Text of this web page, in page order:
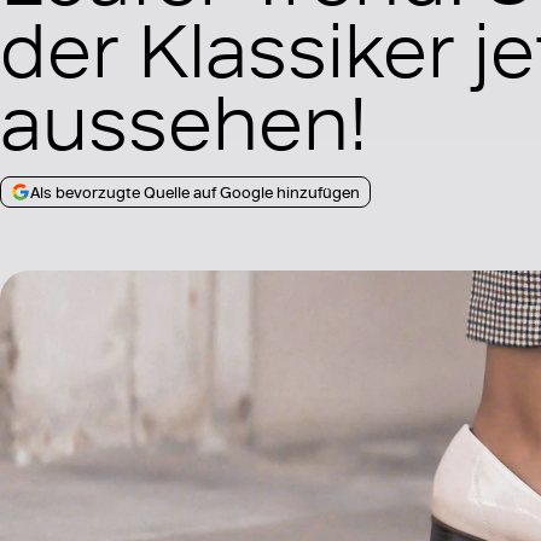
der Klassiker
aussehen!
Als bevorzugte Quelle auf Google hinzufügen